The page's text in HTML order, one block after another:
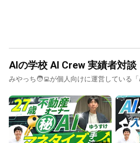
AIの学校 AI Crew 実績者対談
みやっち🧑‍💻が個人向けに運営している